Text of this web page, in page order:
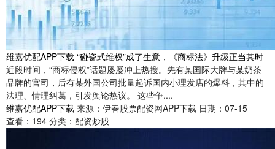
维嘉优配APP下载 “碰瓷式维权”成了生意，《商标法》升级正当其时
近段时间，“商标侵权”话题屡屡冲上热搜。先有某国际大牌与某奶茶
品牌的官司，后有某外国公司批量起诉国内小理发店的爆料，其中的
法理、情理纠葛，引发舆论热议。 这些争....
维嘉优配APP下载 来源：伊春股票配资网APP下载 日期：07-15
查看： 194 分类： 配资炒股